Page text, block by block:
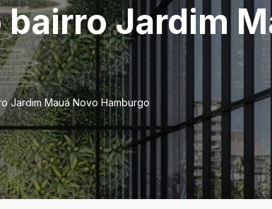
Jardim
Jardim Mauá Novo Hamburgo